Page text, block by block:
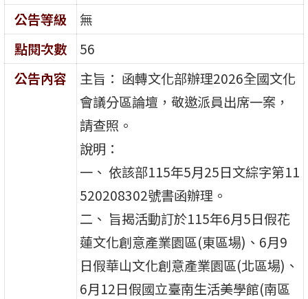
公告等級
無
點閱次數
56
公告內容
主旨： 函轉文化部辦理2026全國文化
會議分區論壇，敬邀派員出席一案，
請查照。
說明：
一、 依該部115年5月25日文綜字第11
520208302號書函辦理。
二、 旨揭活動訂於115年6月5日假花
蓮文化創意產業園區(東區場)、6月9
日假華山文化創意產業園區(北區場)、
6月12日假國立臺南生活美學館(南區